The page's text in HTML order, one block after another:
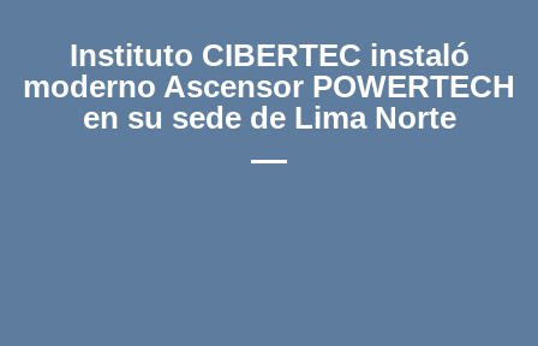
Instituto CIBERTEC instaló
moderno Ascensor POWERTECH
en su sede de Lima Norte